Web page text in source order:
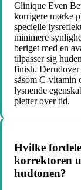
Clinique Even
korrigere mørke
specielle
minimere
beriget med en
tilpasser sig
finish. Derudover
såsom C-vitamin
lysnende
pletter over tid.
Hvilke
korrektoren
hudtonen?